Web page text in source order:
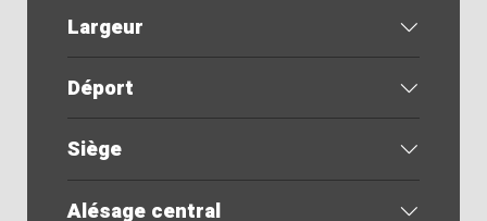
Largeur
Déport
Siège
Alésage central